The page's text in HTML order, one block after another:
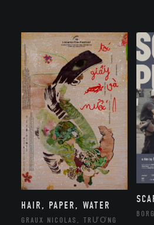
HAIR, PAPER, WATER
GRAUX NICOLAS, TRƯƠNG